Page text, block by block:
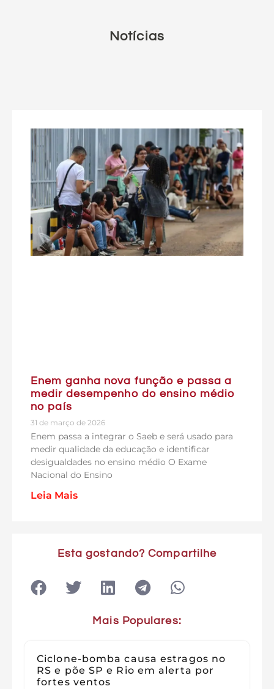
Notícias
Enem ganha nova função e passa a
medir desempenho do ensino médio
no país
31 de março de 2026
Enem passa a integrar o Saeb e será usado para
medir qualidade da educação e identificar
desigualdades no ensino médio O Exame
Nacional do Ensino
Leia Mais
Esta gostando? Compartilhe
Mais Populares:
Ciclone-bomba causa estragos no
RS e põe SP e Rio em alerta por
fortes ventos